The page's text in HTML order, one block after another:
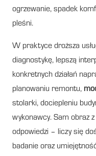
ogrzewanie, spadek
pleśni.
W praktyce droższa
diagnostykę, lepszą
konkretnych działań
planowaniu remontu,
stolarki, dociepleniu
wykonawcy. Sam obraz
odpowiedzi – liczy się
badanie oraz